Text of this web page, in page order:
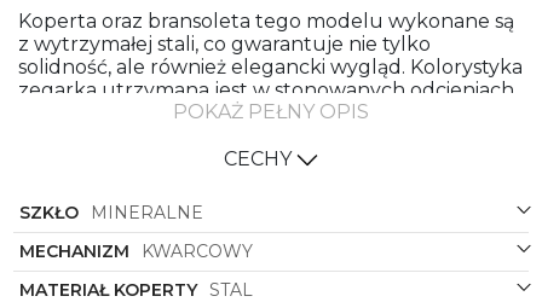
Koperta oraz bransoleta tego modelu wykonane są
z wytrzymałej stali, co gwarantuje nie tylko
solidność, ale również elegancki wygląd. Kolorystyka
zegarka utrzymana jest w stonowanych odcieniach
stalowego, co nadaje mu nowoczesnego
uzupełnieniem każdej męskiej stylizacji.
odcieniem stali, co nadaje mu dynamicznego i
nowoczesnego wyglądu. Wskazówki oraz indeksy
godzin zegarka zostały wyraźnie zaznaczone, co
ułatwia odczyt godziny nawet w trudniejszych
POKAŻ PEŁNY OPIS
CECHY
SZKŁO
MINERALNE
MECHANIZM
KWARCOWY
MATERIAŁ KOPERTY STAL